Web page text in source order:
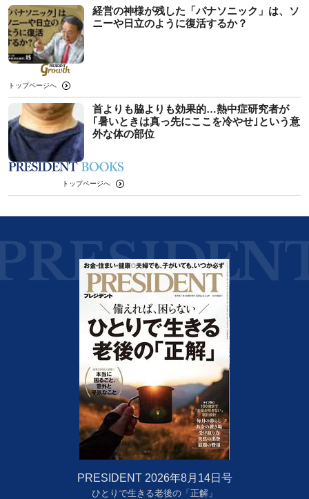
経営の神様が残した「パナソニック」は、ソ
ニーや日立のように復活するか？
トップページへ
首よりも脇よりも効果的…熱中症研究者が
｢暑いときは真っ先にここを冷やせ｣という意
外な体の部位
トップページへ
PRESIDENT 2026年8月14日号
ひとりで生きる老後の「正解」